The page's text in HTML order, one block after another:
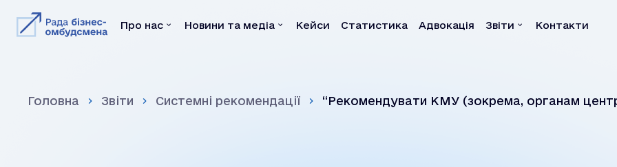
Про нас
Команда
Новини та медіа
Новини
Кейси Статистика Адвокація Звіти
Квартальні звіти
Контакти
Головна Звіти Системні рекомендації
“Рекомендувати КМУ (зокрема, органам